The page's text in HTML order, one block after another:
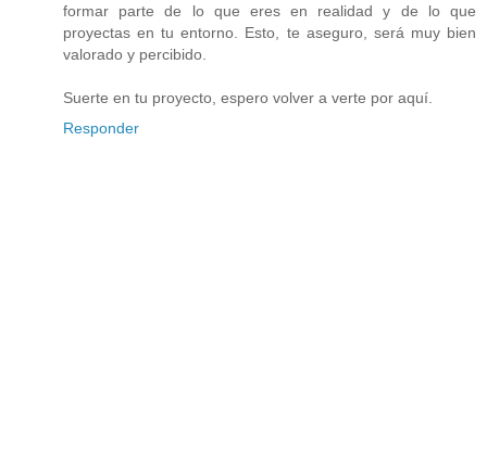
formar parte de lo que eres en realidad y de lo que
proyectas en tu entorno. Esto, te aseguro, será muy bien
valorado y percibido.
Suerte en tu proyecto, espero volver a verte por aquí.
Responder